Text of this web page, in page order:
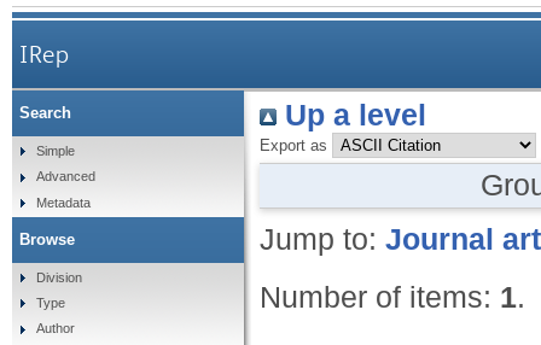
IRep
Up a level
Export as
Jump to: Journal
Number of items: 1.
Search
Simple
Advanced
Metadata
Browse
Division
Type
Author